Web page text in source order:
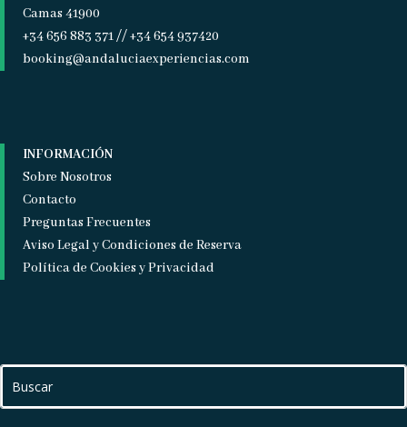
Camas 41900
+34 656 883 371 // +34 654 937420
booking@andaluciaexperiencias.com
INFORMACIÓN
Sobre Nosotros
Contacto
Preguntas Frecuentes
Aviso Legal y Condiciones de Reserva
Política de Cookies y Privacidad